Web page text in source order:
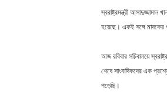
স্বরাষ্ট্রমন্ত্রী আসাদুজ্জামান
হয়েছে। একই সঙ্গে মাদকের
আজ রবিবার সচিবালয়ে
শেষে সাংবাদিকদের এক
পড়েছি।